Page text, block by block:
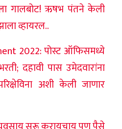
गालबोट! ऋषभ पंतने केली
व्हायरल..
2022: पोस्ट ऑफिसमध्ये
दहावी पास उमेदवारांना
अशी केली जाणार